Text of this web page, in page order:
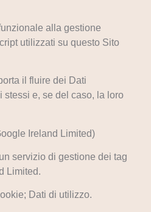
alla gestione
utilizzati su questo Sito
il fluire dei Dati
stessi e, se del caso, la loro
Ireland Limited)
servizio di gestione dei tag
Limited.
Dati di utilizzo.